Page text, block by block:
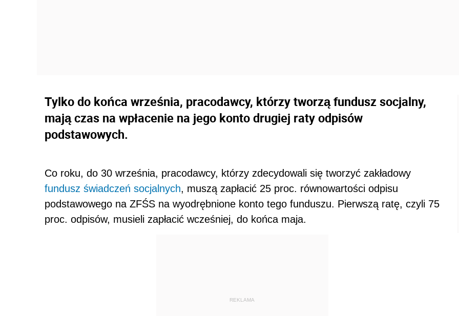
Tylko do końca września, pracodawcy, którzy tworzą fundusz socjalny,
mają czas na wpłacenie na jego konto drugiej raty odpisów
podstawowych.
Co roku, do 30 września, pracodawcy, którzy zdecydowali się tworzyć zakładowy
fundusz świadczeń socjalnych, muszą zapłacić 25 proc. równowartości odpisu
podstawowego na ZFŚS na wyodrębnione konto tego funduszu. Pierwszą ratę, czyli 75
proc. odpisów, musieli zapłacić wcześniej, do końca maja.
REKLAMA